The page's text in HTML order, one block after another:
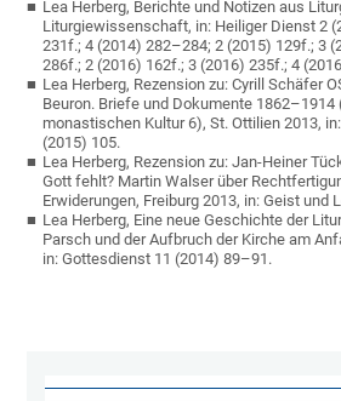
Lea Herberg, Berichte und Notizen aus
Liturgiewissenschaft, in: Heiliger Dienst 2
231f.; 4 (2014) 282–284; 2 (2015) 129f.; 3
286f.; 2 (2016) 162f.; 3 (2016) 235f.; 4
Lea Herberg, Rezension zu: Cyrill Schäfer
Beuron. Briefe und Dokumente 1862–1914
monastischen Kultur 6), St. Ottilien 2013,
(2015) 105.
Lea Herberg, Rezension zu: Jan-Heiner
Gott fehlt? Martin Walser über
Erwiderungen, Freiburg 2013, in: Geist und
Lea Herberg, Eine neue Geschichte der
Parsch und der Aufbruch der Kirche am
in: Gottesdienst 11 (2014) 89–91.